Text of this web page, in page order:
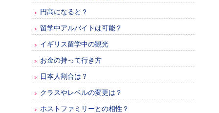
円高になると？
留学中アルバイトは可能？
イギリス留学中の観光
お金の持って行き方
日本人割合は？
クラスやレベルの変更は？
ホストファミリーとの相性？